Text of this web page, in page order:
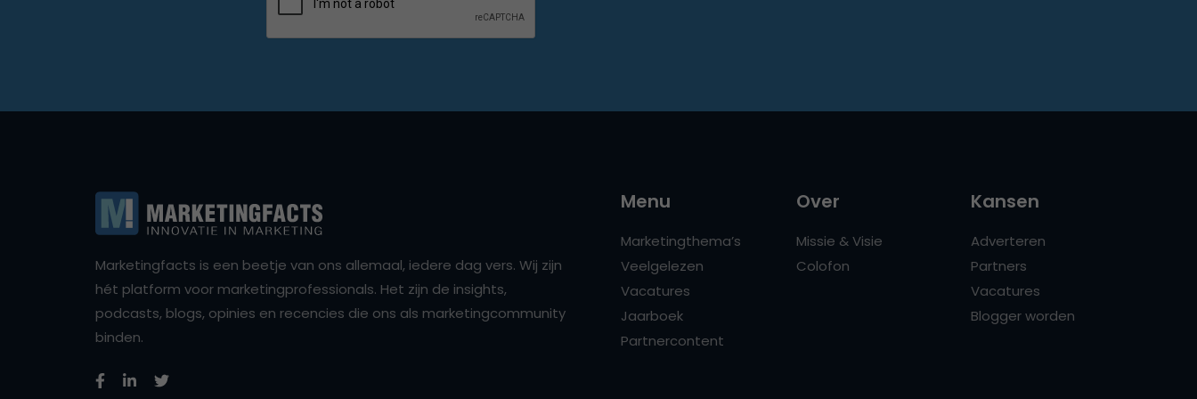
Marketingfacts is een beetje van ons allemaal, iedere dag vers. Wij zijn
hét platform voor marketingprofessionals. Het zijn de insights,
podcasts, blogs, opinies en recencies die ons als marketingcommunity
binden.
Menu
Marketingthema’s
Veelgelezen
Vacatures
Jaarboek
Partnercontent
Over
Missie & Visie
Colofon
Kansen
Adverteren
Partners
Vacatures
Blogger worden